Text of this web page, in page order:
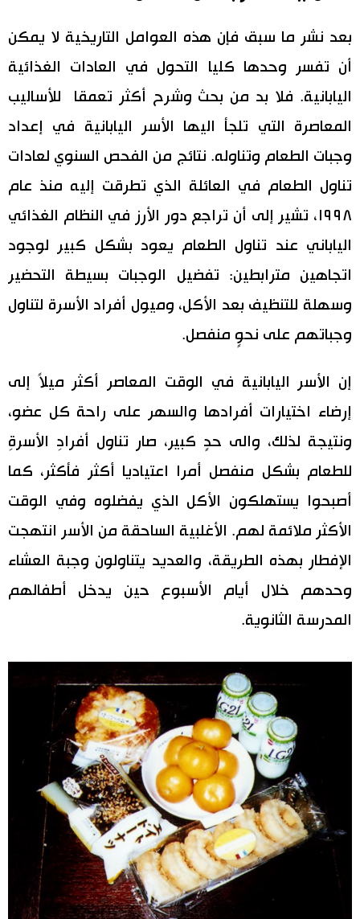
بعد نشر ما سبق فإن هذه العوامل التاريخية لا يمكن
أن تفسر وحدها كليا التحول في العادات الغذائية
اليابانية. فلا بد من بحث وشرح أكثر تعمقا للأساليب
المعاصرة التي تلجأ اليها الأسر اليابانية في إعداد
وجبات الطعام وتناوله. نتائج من الفحص السنوي لعادات
تناول الطعام في العائلة الذي تطرقت إليه منذ عام
١٩٩٨، تشير إلى أن تراجع دور الأرز في النظام الغذائي
الياباني عند تناول الطعام يعود بشكل كبير لوجود
اتجاهين مترابطين: تفضيل الوجبات بسيطة التحضير
وسهلة للتنظيف بعد الأكل، وميول أفراد الأسرة لتناول
وجباتهم على نحوٍ منفصل.
إن الأسر اليابانية في الوقت المعاصر أكثر ميلاً إلى
إرضاء اختيارات أفرادها والسهر على راحة كل عضو،
ونتيجة لذلك، والى حدٍ كبير، صار تناول أفرادِ الأسرةِ
للطعام بشكل منفصل أمرا اعتياديا أكثر فأكثر، كما
أصبحوا يستهلكون الأكل الذي يفضلوه وفي الوقت
الأكثر ملائمة لهم. الأغلبية الساحقة من الأسر انتهجت
الإفطار بهذه الطريقة، والعديد يتناولون وجبة العشاء
وحدهم خلال أيام الأسبوع حين يدخل أطفالهم
المدرسة الثانوية.